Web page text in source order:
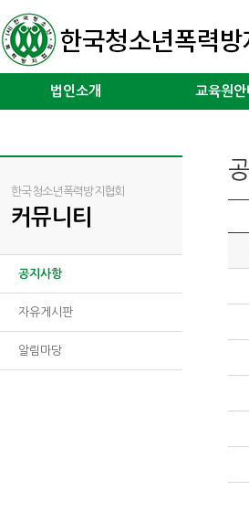
법인소개 교육원안
한국청소년폭력방지협회
커뮤니티
공지사항
자유게시판
알림마당